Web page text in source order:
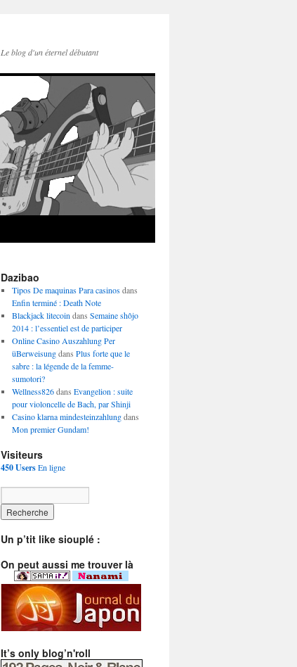
Le blog d'un éternel débutant
Dazibao
Tipos De maquinas Para casinosdans
Enfin terminé : Death Note
Blackjack litecoin dans Semaine shôjo
2014 : l’essentiel est de participer
Online Casino Auszahlung Per
üBerweisungdans Plus forte que le
sabre : la légende de la femme-
sumotori?
Wellness826dans Evangelion : suite
pour violoncelle de Bach, par Shinji
Casino klarna mindesteinzahlungdans
Mon premier Gundam!
Visiteurs
450 UsersEn ligne
Un p’tit like siouplé :
On peut aussi me trouver là
It’s only blog’n'roll